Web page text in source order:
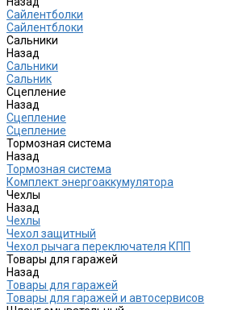
Сайлентболки
Сайлентблоки
Сальники
Назад
Сальники
Сальник
Сцепление
Назад
Сцепление
Сцепление
Тормозная система
Назад
Тормозная система
Комплект энергоаккумулятора
Чехлы
Назад
Чехлы
Чехол защитный
Чехол рычага переключателя КПП
Товары для гаражей
Назад
Товары для гаражей
Товары для гаражей и автосервисов